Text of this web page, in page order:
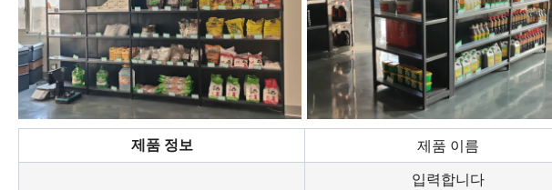
제품 정보 제품 이름
입력합니다